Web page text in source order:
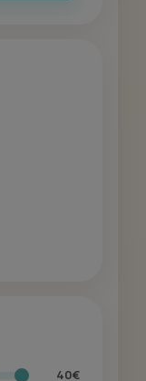
40€